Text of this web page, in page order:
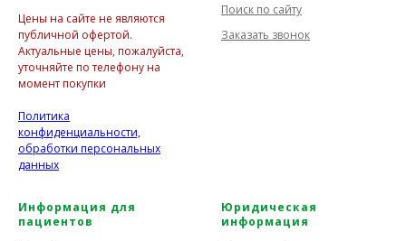
Цены на сайте не являются
публичной офертой.
Актуальные цены, пожалуйста,
уточняйте по телефону на
момент покупки
Политика
конфиденциальности,
обработки персональных
данных
Поиск по сайту
Заказать звонок
Информация для
пациентов
Юридическая
информация